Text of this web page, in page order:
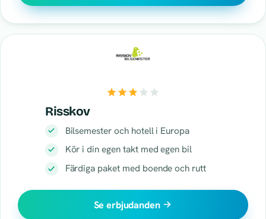
Risskov
Bilsemester och hotell i Europa
Kör i din egen takt med egen bil
Färdiga paket med boende och rutt
Se erbjudanden